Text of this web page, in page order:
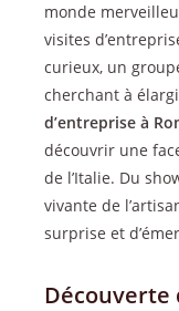
monde
visites
curieux, un
cherchant à
d’entreprise à
découvrir une
de l’Italie. Du
vivante de
surprise et